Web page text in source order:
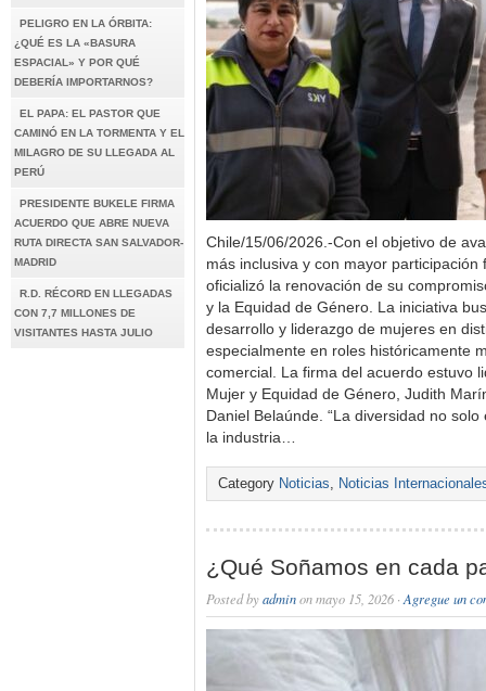
PELIGRO EN LA ÓRBITA:
¿QUÉ ES LA «BASURA
ESPACIAL» Y POR QUÉ
DEBERÍA IMPORTARNOS?
EL PAPA: EL PASTOR QUE
CAMINÓ EN LA TORMENTA Y EL
MILAGRO DE SU LLEGADA AL
PERÚ
PRESIDENTE BUKELE FIRMA
ACUERDO QUE ABRE NUEVA
RUTA DIRECTA SAN SALVADOR-
MADRID
R.D. RÉCORD EN LLEGADAS
CON 7,7 MILLONES DE
VISITANTES HASTA JULIO
Chile/15/06/2026.-Con el objetivo de
más inclusiva y con mayor participación
oficializó la renovación de su
y la Equidad de Género. La iniciativa
desarrollo y liderazgo de mujeres en
especialmente en roles históricamente
comercial. La firma del acuerdo estuvo
Mujer y Equidad de Género, Judith
Daniel Belaúnde. “La diversidad no
la industria…
Category Noticias, Noticias
¿Qué Soñamos en cada
Posted byadminon mayo 15, 2026 · Agregue un